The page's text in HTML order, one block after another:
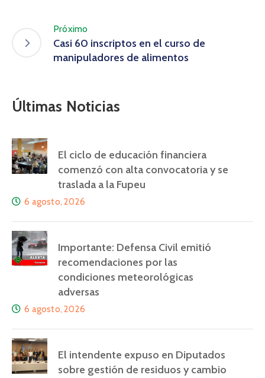
Próximo
Casi 60 inscriptos en el curso de
manipuladores de alimentos
Últimas Noticias
El ciclo de educación financiera
comenzó con alta convocatoria y se
traslada a la Fupeu
6 agosto, 2026
Importante: Defensa Civil emitió
recomendaciones por las
condiciones meteorológicas
adversas
6 agosto, 2026
El intendente expuso en Diputados
sobre gestión de residuos y cambio